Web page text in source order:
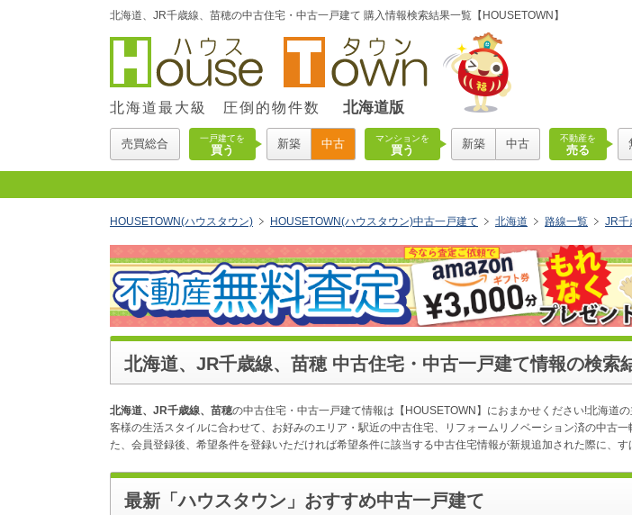
北海道、JR千歳線、苗穂の中古住宅・中古一戸建て 購入情報検索結果一覧【HOUSETOWN】
北海道最大級 圧倒的物件数 北海道版
売買総合 一戸建てを
買う 新築 中古 マンションを
買う 新築 中古 不動産を
売る
HOUSETOWN(ハウスタウン) HOUSETOWN(ハウスタウン)中古一戸建て 北海道 路線一覧 JR千
北海道、JR千歳線、苗穂 中古住宅・中古一戸建て情報の検索
北海道、JR千歳線、苗穂の中古住宅・中古一戸建て情報は【HOUSETOWN】におまかせください!北海道
客様の生活スタイルに合わせて、お好みのエリア・駅近の中古住宅、リフォームリノベーション済の中古
た、会員登録後、希望条件を登録いただければ希望条件に該当する中古住宅情報が新規追加された際に、
最新「ハウスタウン」おすすめ中古一戸建て